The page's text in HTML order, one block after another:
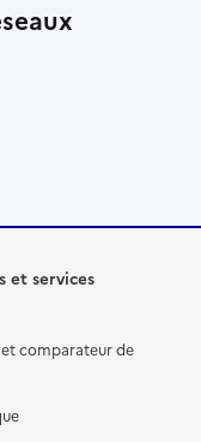
et services
comparateur de